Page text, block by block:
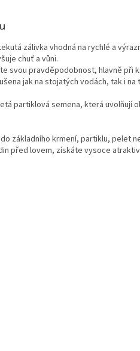
zálivka vhodná na rychlé a
chuť a vůni.
svou pravděpodobnost, hlavně při
jak na stojatých vodách, tak i na
partiklová semena, která uvolňují
základního krmení, partiklu, pelet
před lovem, získáte vysoce